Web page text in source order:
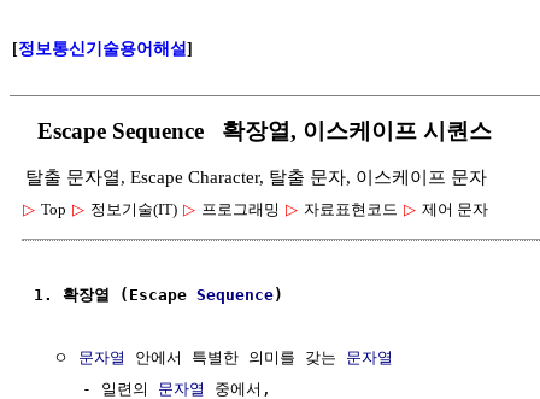
[정보통신기술용어해설]
Escape Sequence 확장열, 이스케이프 시퀀스
탈출 문자열, Escape Character, 탈출 문자, 이스케이프 문자
▷ Top ▷ 정보기술(IT) ▷ 프로그래밍 ▷ 자료표현코드 ▷ 제어 문자
1. 확장열 (Escape Sequence)
  ㅇ
문자열 안에서 특별한 의미를 갖는 문자열
     - 일련의
문자열
중에서,